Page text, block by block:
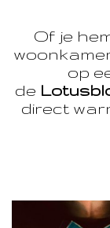
Of je
op
de
direct